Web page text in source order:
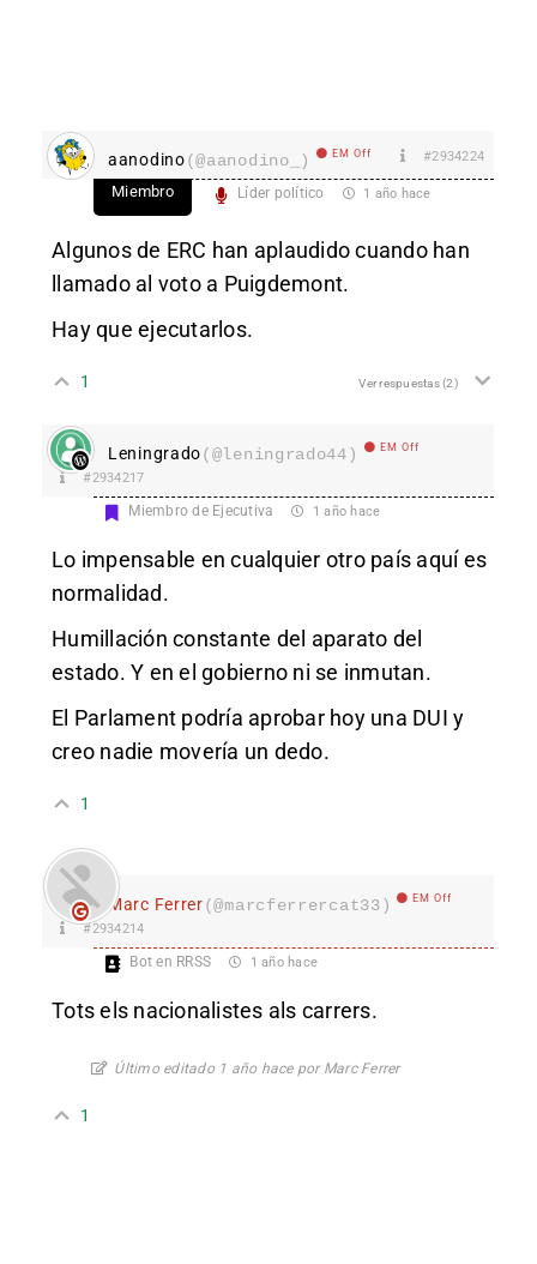
aanodino(@aanodino_) EM Off #2934224
Miembro Líder político 1 año hace
Algunos de ERC han aplaudido cuando han
llamado al voto a Puigdemont.
Hay que ejecutarlos.
1 Ver respuestas(2)
Leningrado(@leningrado44) EM Off
#2934217
Miembro de Ejecutiva 1 año hace
Lo impensable en cualquier otro país aquí es
normalidad.
Humillación constante del aparato del
estado. Y en el gobierno ni se inmutan.
El Parlament podría aprobar hoy una DUI y
creo nadie movería un dedo.
1
Marc Ferrer(@marcferrercat33) EM Off
#2934214
Bot en RRSS 1 año hace
Tots els nacionalistes als carrers.
Último editado 1 año hace por Marc Ferrer
1